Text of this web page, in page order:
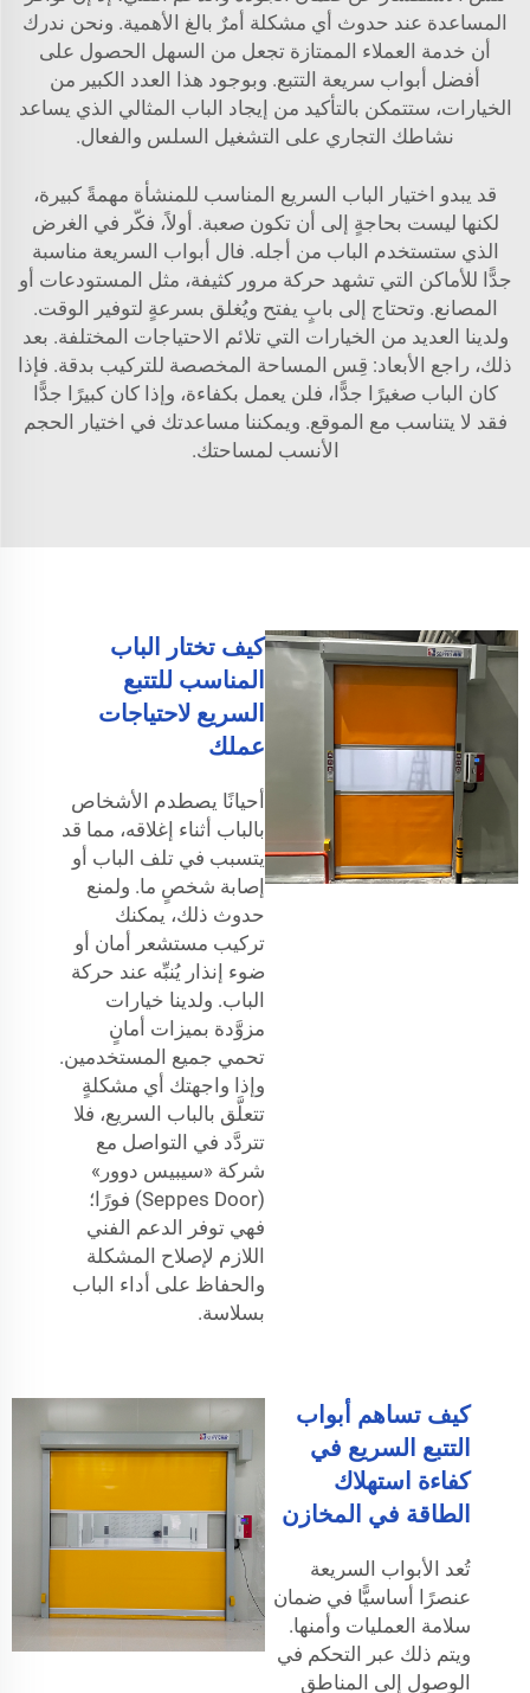
المساعدة عند حدوث أي مشكلة أمرٌ بالغ الأهمية. ونحن ندرك
أن خدمة العملاء الممتازة تجعل من السهل الحصول على
أفضل أبواب سريعة التتبع. وبوجود هذا العدد الكبير من
الخيارات، ستتمكن بالتأكيد من إيجاد الباب المثالي الذي يساعد
نشاطك التجاري على التشغيل السلس والفعال.
قد يبدو اختيار الباب السريع المناسب للمنشأة مهمةً كبيرة،
لكنها ليست بحاجةٍ إلى أن تكون صعبة. أولاً، فكّر في الغرض
الذي ستستخدم الباب من أجله. فال أبواب السريعة مناسبة
جدًّا للأماكن التي تشهد حركة مرور كثيفة، مثل المستودعات أو
المصانع. وتحتاج إلى بابٍ يفتح ويُغلق بسرعةٍ لتوفير الوقت.
ولدينا العديد من الخيارات التي تلائم الاحتياجات المختلفة. بعد
ذلك، راجع الأبعاد: قِس المساحة المخصصة للتركيب بدقة. فإذا
كان الباب صغيرًا جدًّا، فلن يعمل بكفاءة، وإذا كان كبيرًا جدًّا
فقد لا يتناسب مع الموقع. ويمكننا مساعدتك في اختيار الحجم
الأنسب لمساحتك.
كيف تختار الباب
المناسب للتتبع
السريع لاحتياجات
عملك
أحيانًا يصطدم الأشخاص
بالباب أثناء إغلاقه، مما قد
يتسبب في تلف الباب أو
إصابة شخصٍ ما. ولمنع
حدوث ذلك، يمكنك
تركيب مستشعر أمان أو
ضوء إنذار يُنبِّه عند حركة
الباب. ولدينا خيارات
مزوَّدة بميزات أمانٍ
تحمي جميع المستخدمين.
وإذا واجهتك أي مشكلةٍ
تتعلَّق بالباب السريع، فلا
تتردَّد في التواصل مع
شركة «سيبيس دوور»
(Seppes Door) فورًا؛
فهي توفر الدعم الفني
اللازم لإصلاح المشكلة
والحفاظ على أداء الباب
بسلاسة.
كيف تساهم أبواب
التتبع السريع في
كفاءة استهلاك
الطاقة في المخازن
تُعد الأبواب السريعة
عنصرًا أساسيًّا في ضمان
سلامة العمليات وأمنها.
ويتم ذلك عبر التحكم في
الوصول إلى المناطق